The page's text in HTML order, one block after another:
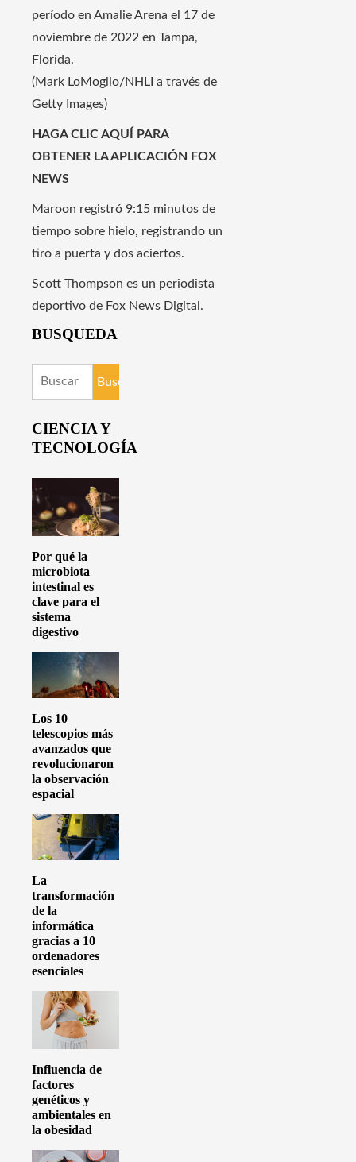
período en Amalie Arena el 17 de
noviembre de 2022 en Tampa,
Florida.
(Mark LoMoglio/NHLI a través de
Getty Images)
HAGA CLIC AQUÍ PARA
OBTENER LA APLICACIÓN FOX
NEWS
Maroon registró 9:15 minutos de
tiempo sobre hielo, registrando un
tiro a puerta y dos aciertos.
Scott Thompson es un periodista
deportivo de Fox News Digital.
BUSQUEDA
Buscar:
CIENCIA Y
TECNOLOGÍA
Por qué la
microbiota
intestinal es
clave para el
sistema
digestivo
Los 10
telescopios más
avanzados que
revolucionaron
la observación
espacial
La
transformación
de la
informática
gracias a 10
ordenadores
esenciales
Influencia de
factores
genéticos y
ambientales en
la obesidad